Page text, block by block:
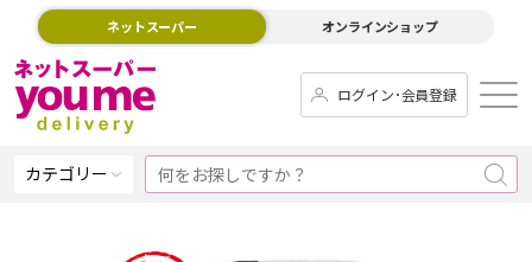
ネットスーパー オンラインショップ
ログイン･会員登録
カテゴリー